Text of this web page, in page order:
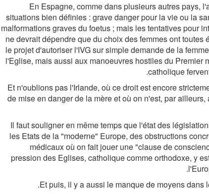
En Espagne, comme dans plusieurs autres pays,
situations bien définies : grave danger pour la vie ou la
malformations graves du foetus ; mais les tentatives pour
ne devrait dépendre que du choix des femmes ont
le projet d'autoriser l'IVG sur simple demande de la
l'Eglise, mais aussi aux manoeuvres hostiles du Premier
catholique
Et n'oublions pas l'Irlande, où ce droit est encore
de mise en danger de la mère et où on n'est, par
Il faut souligner en même temps que l'état des
les Etats de la "moderne" Europe, des obstructions
médicaux où on fait jouer une "clause de
pression des Eglises, catholique comme orthodoxe, y
Et puis, il y a aussi le manque de moyens